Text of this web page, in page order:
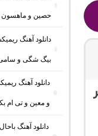
حصین و ماهسون
دانلود آهنگ
بیگ شگی و
دانلود آهنگ
و معین و تی ام
دانلود آهنگ